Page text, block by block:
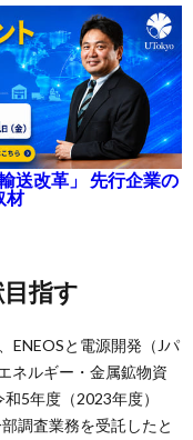
送改革」 先行企業の
材
目指す
ENEOSと電源開発（Jパ
ネルギー・金属鉱物資
5年度（2023年度）
調査業務を受託したと